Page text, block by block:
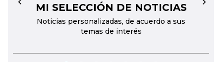
MI SELECCIÓN DE NOTICIAS
Noticias personalizadas, de acuerdo a sus
temas de interés
← →